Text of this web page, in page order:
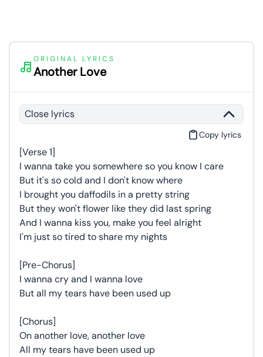
ORIGINAL LYRICS
Another Love
Close lyrics
Copy lyrics
[Verse 1]
I wanna take you somewhere so you know I care
But it's so cold and I don't know where
I brought you daffodils in a pretty string
But they won't flower like they did last spring
And I wanna kiss you, make you feel alright
I'm just so tired to share my nights
[Pre-Chorus]
I wanna cry and I wanna love
But all my tears have been used up
[Chorus]
On another love, another love
All my tears have been used up